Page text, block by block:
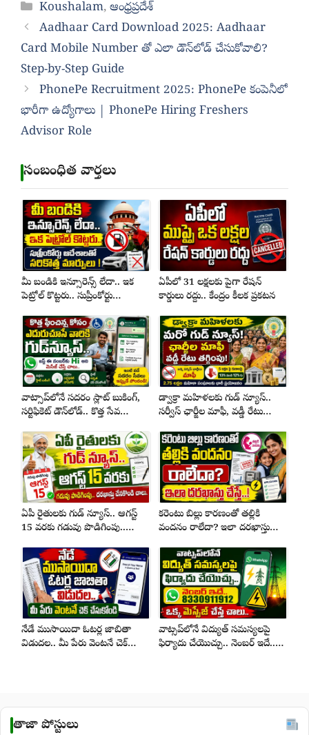
Categories
Koushalam,ఆంధ్రప్రదేశ్
Aadhaar Card Download 2025: Aadhaar
Card Mobile Number తో ఎలా డౌన్‌లోడ్ చేసుకోవాలి?
Step-by-Step Guide
PhonePe Recruitment 2025: PhonePe కంపెనీలో
భారీగా ఉద్యోగాలు | PhonePe Hiring Freshers
Advisor Role
సంబంధిత వార్తలు
మీ బండికి ఇన్సూరెన్స్ లేదా.. ఇక
పెట్రోల్ కొట్టరు.. సుప్రీంకోర్టు
ఏపీలో 31 లక్షలకు పైగా రేషన్
కార్డులు రద్దు.. కేంద్రం కీలక ప్రకటన
వాట్సాప్‌లోనే సదరం స్లాట్ బుకింగ్,
సర్టిఫికెట్ డౌన్‌లోడ్.. కొత్త సేవ
డ్వాక్రా మహిళలకు గుడ్ న్యూస్..
సర్వీస్ ఛార్జీల మాఫీ, వడ్డీ రేటు
ఏపీ రైతులకు గుడ్ న్యూస్.. ఆగస్ట్
15 వరకు గడువు పొడిగింపు..
కరెంటు బిల్లు కారణంతో తల్లికి
వందనం రాలేదా? ఇలా దరఖాస్తు
నేడే ముసాయిదా ఓటర్ల జాబితా
విడుదల.. మీ పేరు వెంటనే చెక్
వాట్సప్‌లోనే విద్యుత్ సమస్యలపై
ఫిర్యాదు చేయొచ్చు.. నెంబర్ ఇదే..
తాజా పోస్టులు